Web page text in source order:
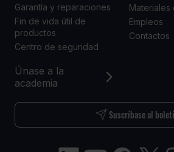
Únase a la
academia
Suscríbase al
Garantía y reparaciones
Fin de vida útil de
productos
Centro de seguridad
Materiales
Empleos
Contactos